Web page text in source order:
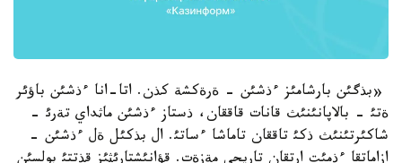
«بذگئن بارشامئز ءذشئن - ةرةكشة كذن. اتا-انا ءذشئن باؤئر
ةتئ - بالاپانئنئث قانات قاققان، ذستاز ءذشئن ماثداي تةرئ -
شاكئرتئنئث ذكئ تاققان تاماشا ءساتئ. ال بذكئل ةل ءذشئن -